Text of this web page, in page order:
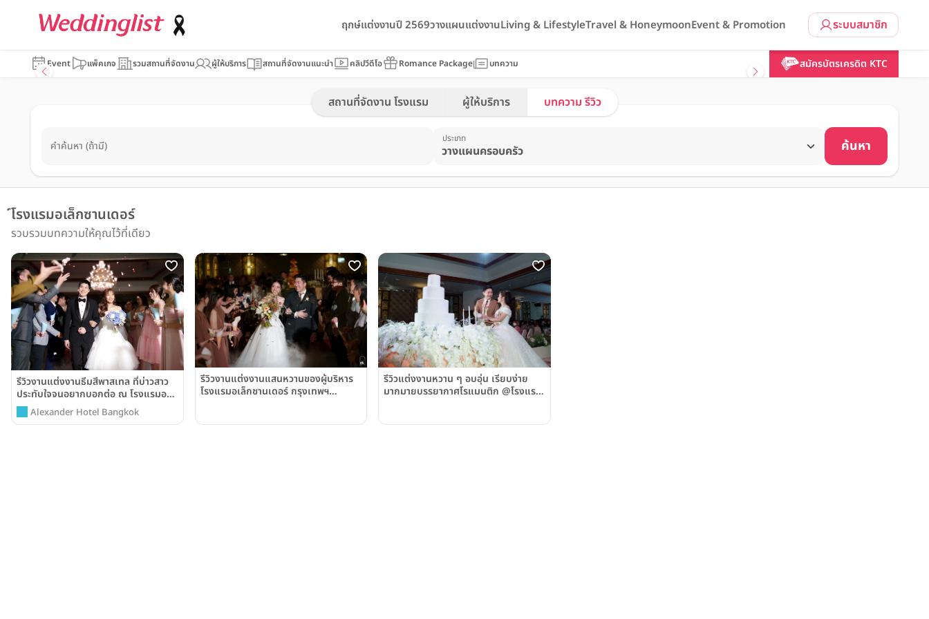
ระบบสมาชิก
ฤกษ์แต่งงานปี 2569วางแผนแต่งงานLiving & LifestyleTravel & HoneymoonEvent & Promotion
Event แพ็คเกจ รวมสถานที่จัดงาน ผู้ให้บริการ สถานที่จัดงานแนะนำ คลิปวีดีโอ Romance Package บทความ สมัครบัตรเครดิต KTC
สถานที่จัดงาน โรงแรม ผู้ให้บริการ บทความ รีวิว
คำค้นหา (ถ้ามี)
ประเภท ค้นหา
์โรงแรมอเล็กซานเดอร์
รวบรวมบทความให้คุณไว้ที่เดียว
รีวิวงานแต่งงานธีมสีพาสเทล ที่บ่าวสาว
ประทับใจจนอยากบอกต่อ ณ โรงแรมอ
เล็กซานเดอร์ (Alexander Hotel
Bangkok)
Alexander Hotel Bangkok
รีวิวงานแต่งงานแสนหวานของผู้บริหาร
โรงแรมอเล็กซานเดอร์ กรุงเทพฯ
รีวิวแต่งงานหวาน ๆ อบอุ่น เรียบง่าย
มากมายบรรยากาศโรแมนติก @โรงแร